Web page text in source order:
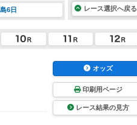
6日 レース選択へ戻る
オッズ
印刷用ページ
レース結果の見方